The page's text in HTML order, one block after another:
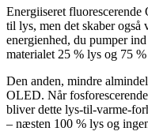
Energiiseret
til lys, men det skaber også
energienhed, du pumper
materialet 25 % lys og 75
Den anden, mindre
OLED. Når
bliver dette lys-til-varme-
– næsten 100 % lys og